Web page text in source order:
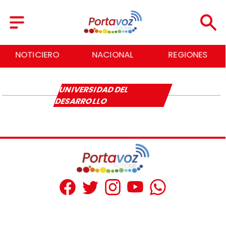
NOTICIERO NACIONAL REGIONES
UNIVERSIDAD DEL
DESARROLLO